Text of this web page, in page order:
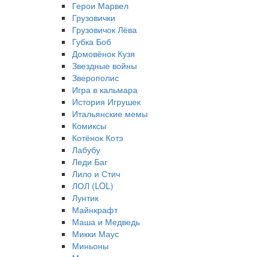
Герои Марвел
Грузовички
Грузовичок Лёва
Губка Боб
Домовёнок Кузя
Звездные войны
Зверополис
Игра в кальмара
История Игрушек
Итальянские мемы
Комиксы
Котёнок Котэ
Лабубу
Леди Баг
Лило и Стич
ЛОЛ (LOL)
Лунтик
Майнкрафт
Маша и Медведь
Микки Маус
Миньоны